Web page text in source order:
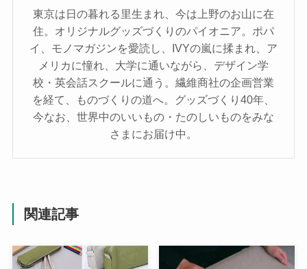
東京は日の暮れる里生まれ、今は上野のお山に在
住。オリジナルグッズづくりのパイオニア。ポパ
イ、モノマガジンを愛読し、IVYの嵐に揉まれ、ア
メリカに憧れ、大学に通いながら、デザイン学
校・英会話スクールに通う。繊維商社の企画営業
を経て、ものづくりの道へ。グッズづくり40年、
今なお、世界中のいいもの・たのしいものをみな
さまにお届け中。
関連記事